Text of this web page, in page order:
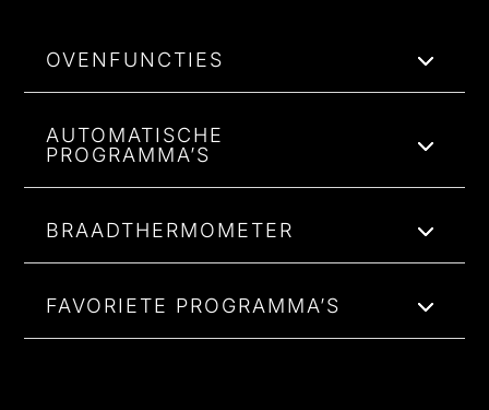
OVENFUNCTIES
AUTOMATISCHE
PROGRAMMA’S
BRAADTHERMOMETER
FAVORIETE PROGRAMMA’S